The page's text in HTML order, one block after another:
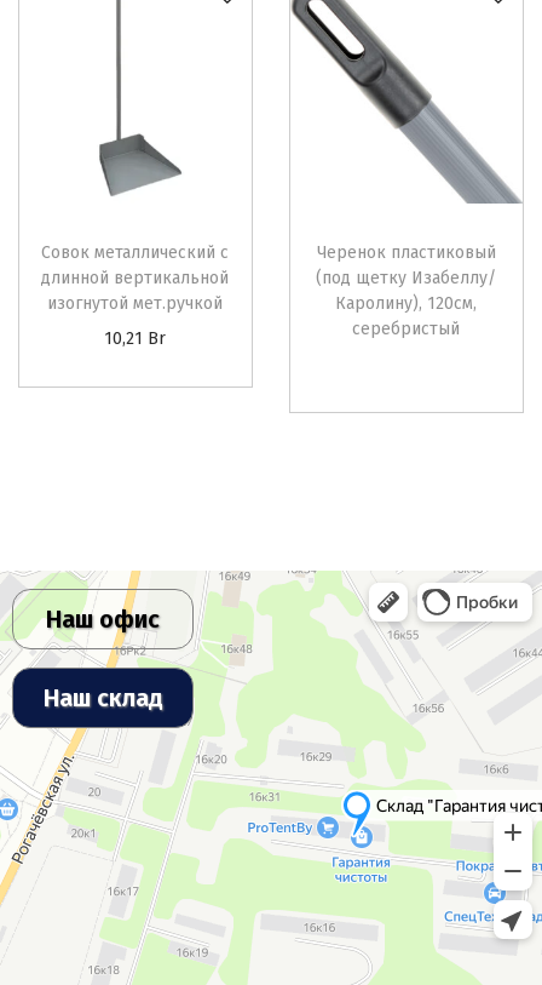
Совок металлический с
длинной вертикальной
изогнутой мет.ручкой
10,21 Br
Черенок пластиковый
(под щетку Изабеллу/
Каролину), 120см,
серебристый
Наш офис
Наш склад